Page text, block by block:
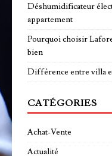
Déshumidificateur
appartement
Pourquoi choisir
bien
Différence entre villa
CATÉGORIES
Achat-Vente
Actualité